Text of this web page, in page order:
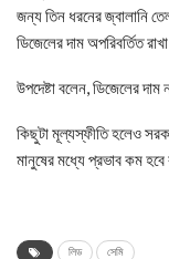
জন্য তিন ধরনের জ্বালানি
ডিজেলের দাম অপরিবর্তিত
উপদেষ্টা বলেন, ডিজেলের
কিছুটা মূল্যস্ফীতি হলেও
মানুষের মধ্যে প্রভাব কম
লিড সেমি